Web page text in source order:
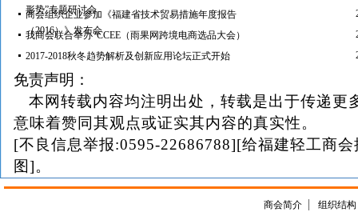
形势”专题研讨会
商会组织企业参加《福建省技术贸易措施年度报告
（2016）》发布会
我商会联合举办“CCEE（雨果网跨境电商选品大会）
2017-2018秋冬趋势解析及创新应用论坛正式开始
免责声明：
本网转载内容均注明出处，转载是出于传递更
意味着赞同其观点或证实其内容的真实性。
[不良信息举报:0595-22686788][给福建轻工商
图]。
商会简介
组织结构